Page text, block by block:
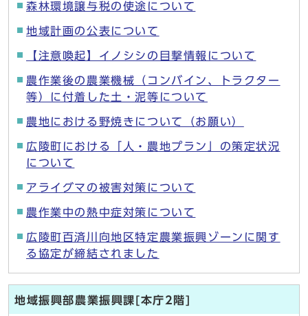
森林環境譲与税の使途について
地域計画の公表について
【注意喚起】イノシシの目撃情報について
農作業後の農業機械（コンバイン、トラクター
等）に付着した土・泥等について
農地における野焼きについて（お願い）
広陵町における「人・農地プラン」の策定状況
について
アライグマの被害対策について
農作業中の熱中症対策について
広陵町百済川向地区特定農業振興ゾーンに関す
る協定が締結されました
地域振興部農業振興課[本庁2階]